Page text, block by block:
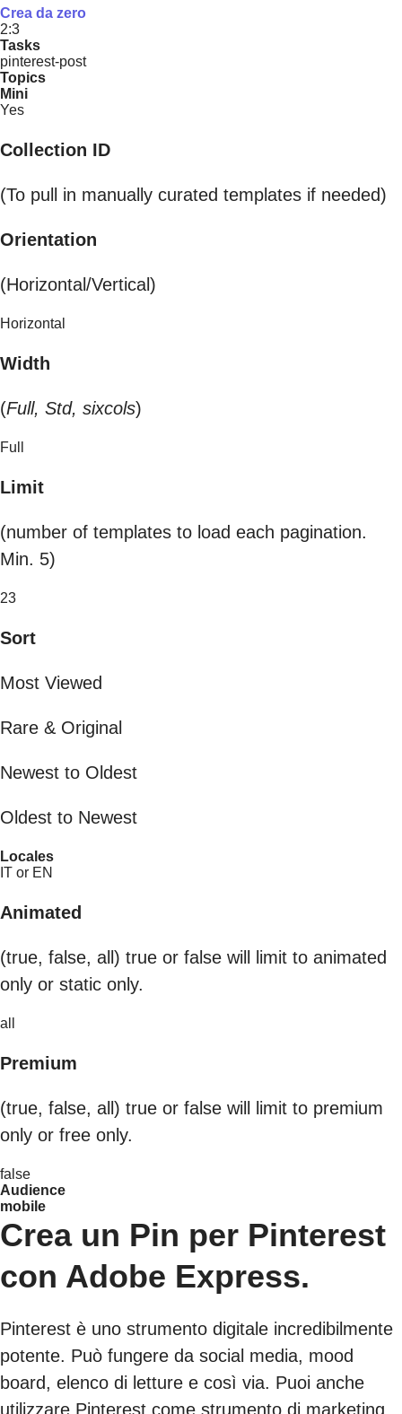
Crea da zero
2:3
Tasks
pinterest-post
Topics
Mini
Yes
Collection ID
(To pull in manually curated templates if needed)
Orientation
(Horizontal/Vertical)
Horizontal
Width
(Full, Std, sixcols)
Full
Limit
(number of templates to load each pagination.
Min. 5)
23
Sort
Most Viewed
Rare & Original
Newest to Oldest
Oldest to Newest
Locales
IT or EN
Animated
(true, false, all) true or false will limit to animated
only or static only.
all
Premium
(true, false, all) true or false will limit to premium
only or free only.
false
Audience
mobile
Crea un Pin per Pinterest
con Adobe Express.
Pinterest è uno strumento digitale incredibilmente
potente. Può fungere da social media, mood
board, elenco di letture e così via. Puoi anche
utilizzare Pinterest come strumento di marketing